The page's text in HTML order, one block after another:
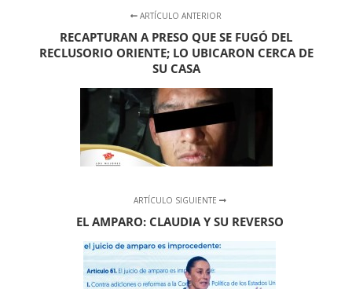
ARTÍCULO ANTERIOR
RECAPTURAN A PRESO QUE SE FUGÓ DEL
RECLUSORIO ORIENTE; LO UBICARON CERCA DE
SU CASA
ARTÍCULO SIGUIENTE
EL AMPARO: CLAUDIA Y SU REVERSO